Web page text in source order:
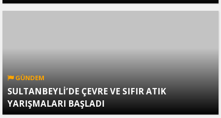
GÜNDEM
SULTANBEYLİ’DE ÇEVRE VE SIFIR ATIK
YARIŞMALARI BAŞLADI